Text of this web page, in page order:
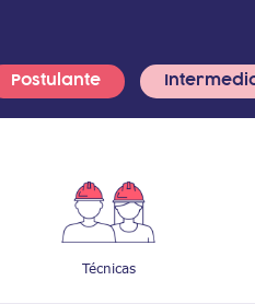
Postulante
Técnicas